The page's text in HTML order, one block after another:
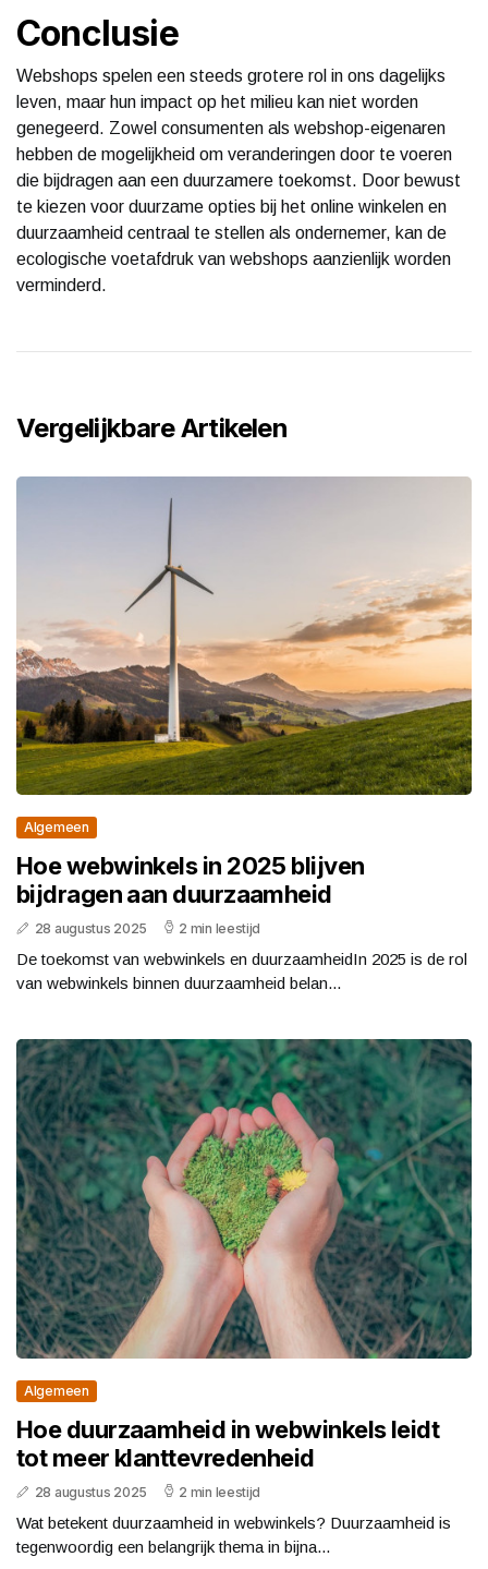
Conclusie
Webshops spelen een steeds grotere rol in ons dagelijks
leven, maar hun impact op het milieu kan niet worden
genegeerd. Zowel consumenten als webshop-eigenaren
hebben de mogelijkheid om veranderingen door te voeren
die bijdragen aan een duurzamere toekomst. Door bewust
te kiezen voor duurzame opties bij het online winkelen en
duurzaamheid centraal te stellen als ondernemer, kan de
ecologische voetafdruk van webshops aanzienlijk worden
verminderd.
Vergelijkbare Artikelen
Algemeen
Hoe webwinkels in 2025 blijven
bijdragen aan duurzaamheid
28 augustus 2025 2 min leestijd
De toekomst van webwinkels en duurzaamheidIn 2025 is de rol
van webwinkels binnen duurzaamheid belan...
Algemeen
Hoe duurzaamheid in webwinkels leidt
tot meer klanttevredenheid
28 augustus 2025 2 min leestijd
Wat betekent duurzaamheid in webwinkels? Duurzaamheid is
tegenwoordig een belangrijk thema in bijna...